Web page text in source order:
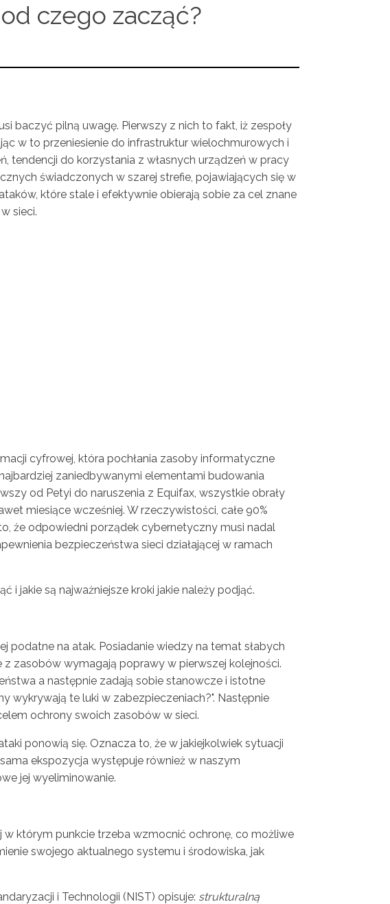
czego zacząć?
baczyć pilną uwagę. Pierwszy z nich to fakt, iż zespoły
w to przeniesienie do infrastruktur wielochmurowych i
tendencji do korzystania z własnych urządzeń w pracy
świadczonych w szarej strefie, pojawiających się w
które stale i efektywnie obierają sobie za cel znane
sieci.
cyfrowej, która pochłania zasoby informatyczne
zaniedbywanymi elementami budowania
od Petyi do naruszenia z Equifax, wszystkie obrały
miesiące wcześniej. W rzeczywistości, całe 90%
że odpowiedni porządek cybernetyczny musi nadal
bezpieczeństwa sieci działającej w ramach
i jakie są najważniejsze kroki jakie należy podjąć.
podatne na atak. Posiadanie wiedzy na temat słabych
zasobów wymagają poprawy w pierwszej kolejności.
a następnie zadają sobie stanowcze i istotne
wykrywają te luki w zabezpieczeniach?". Następnie
ochrony swoich zasobów w sieci.
ponowią się. Oznacza to, że w jakiejkolwiek sytuacji
ekspozycja występuje również w naszym
jej wyeliminowanie.
którym punkcie trzeba wzmocnić ochronę, co możliwe
swojego aktualnego systemu i środowiska, jak
i Technologii (NIST) opisuje: strukturalną